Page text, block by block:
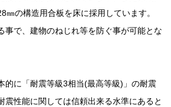
㎜の構造用合板を床に採用しています。
事で、建物のねじれ等を防ぐ事が可能とな
的に「耐震等級3相当(最高等級)」の耐震
震性能に関しては信頼出来る水準にあると